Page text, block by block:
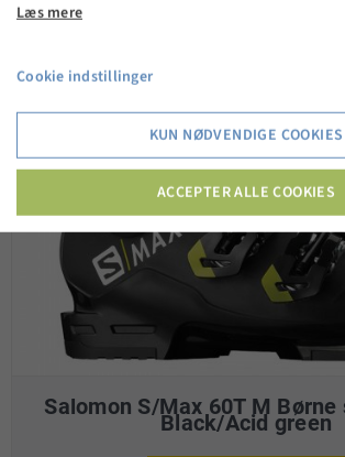
Salomon S/Max 60T M
Black/Acid green
Læs mere
Cookie indstillinger
KUN NØDVENDIGE COOKIES
ACCEPTER ALLE COOKIES